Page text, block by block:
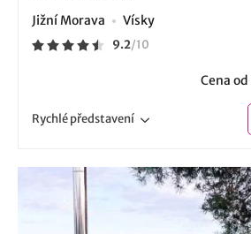
Jižní Morava Vísky
9.2/10
Cena od
Rychlépředstavení